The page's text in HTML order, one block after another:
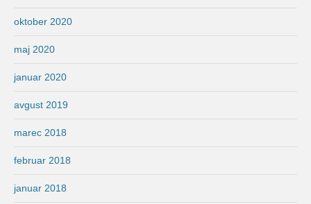
oktober 2020
maj 2020
januar 2020
avgust 2019
marec 2018
februar 2018
januar 2018